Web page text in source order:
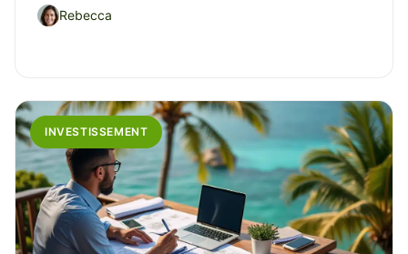
Rebecca
INVESTISSEMENT